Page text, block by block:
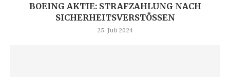
BOEING AKTIE: STRAFZAHLUNG NACH
SICHERHEITSVERSTÖSSEN
25. Juli 2024